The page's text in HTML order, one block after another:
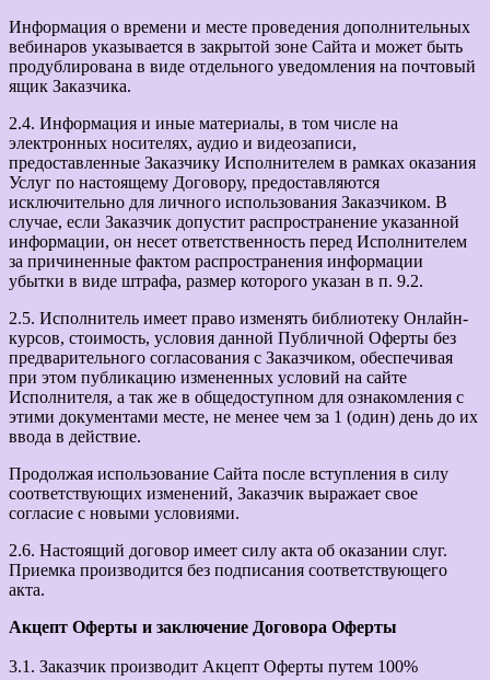
Информация о времени и месте проведения дополнительных
вебинаров указывается в закрытой зоне Сайта и может быть
продублирована в виде отдельного уведомления на почтовый
ящик Заказчика.
2.4. Информация и иные материалы, в том числе на
электронных носителях, аудио и видеозаписи,
предоставленные Заказчику Исполнителем в рамках оказания
Услуг по настоящему Договору, предоставляются
исключительно для личного использования Заказчиком. В
случае, если Заказчик допустит распространение указанной
информации, он несет ответственность перед Исполнителем
за причиненные фактом распространения информации
убытки в виде штрафа, размер которого указан в п. 9.2.
2.5. Исполнитель имеет право изменять библиотеку Онлайн-
курсов, стоимость, условия данной Публичной Оферты без
предварительного согласования с Заказчиком, обеспечивая
при этом публикацию измененных условий на сайте
Исполнителя, а так же в общедоступном для ознакомления с
этими документами месте, не менее чем за 1 (один) день до их
ввода в действие.
Продолжая использование Сайта после вступления в силу
соответствующих изменений, Заказчик выражает свое
согласие с новыми условиями.
2.6. Настоящий договор имеет силу акта об оказании слуг.
Приемка производится без подписания соответствующего
акта.
Акцепт Оферты и заключение Договора Оферты
3.1. Заказчик производит Акцепт Оферты путем 100%